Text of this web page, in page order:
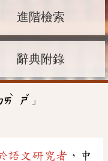
進階檢索
辭典附錄
ㄞ
ˋ
ㄕ
ˇ
」
語文研究者 ，中